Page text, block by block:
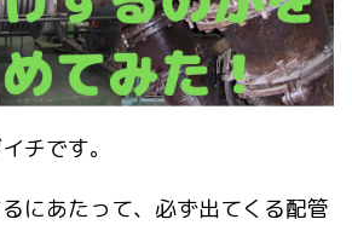
チです。
にあたって、必ず出てくる配管